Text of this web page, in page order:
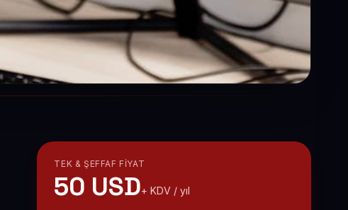
TEK & ŞEFFAF FIYAT
50 USD+ KDV / yıl